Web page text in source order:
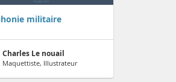
militaire
Charles Le nouail
Maquettiste, Illustrateur